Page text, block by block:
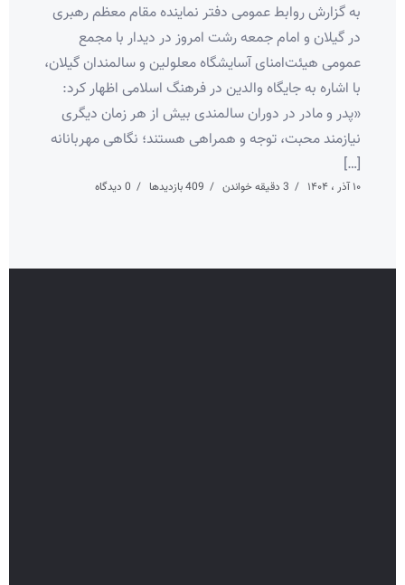
به گزارش روابط عمومی دفتر نماینده مقام معظم رهبری
در گیلان و امام جمعه رشت امروز در دیدار با مجمع
عمومی هیئت‌امنای آسایشگاه معلولین و سالمندان گیلان،
با اشاره به جایگاه والدین در فرهنگ اسلامی اظهار کرد:
«پدر و مادر در دوران سالمندی بیش از هر زمان دیگری
نیازمند محبت، توجه و همراهی هستند؛ نگاهی مهربانانه
[…]
۱۰ آذر ، ۱۴۰۴ 3 دقیقه خواندن 409 بازدیدها 0 دیدگاه